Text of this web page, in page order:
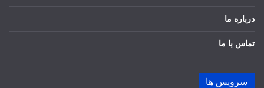
درباره ما
تماس با ما
سرویس ها